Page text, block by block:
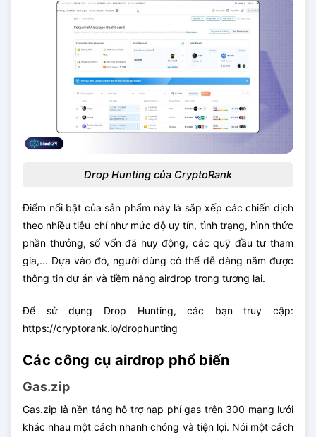
Drop Hunting của CryptoRank
Điểm nổi bật của sản phẩm này là sắp xếp các chiến dịch
theo nhiều tiêu chí như mức độ uy tín, tình trạng, hình thức
phần thưởng, số vốn đã huy động, các quỹ đầu tư tham
gia,... Dựa vào đó, người dùng có thể dễ dàng nắm được
thông tin dự án và tiềm năng airdrop trong tương lai.
Để sử dụng Drop Hunting, các bạn truy cập:
https://cryptorank.io/drophunting
Các công cụ airdrop phổ biến
Gas.zip
Gas.zip là nền tảng hỗ trợ nạp phí gas trên 300 mạng lưới
khác nhau một cách nhanh chóng và tiện lợi. Nói một cách